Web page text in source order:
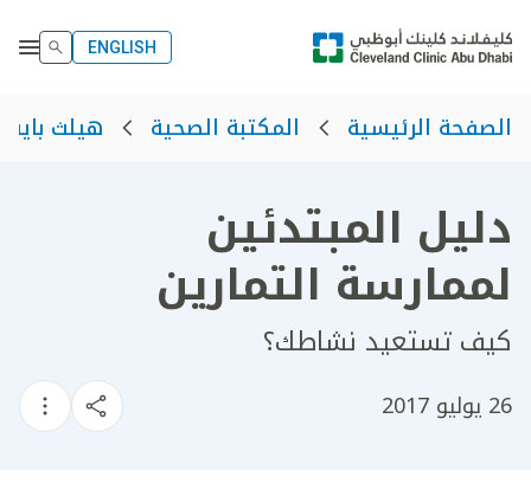
ENGLISH
الصفحة الرئيسية المكتبة الصحية هيلث بايت
دليل المبتدئين
لممارسة التمارين
كيف تستعيد نشاطك؟
26 يوليو 2017